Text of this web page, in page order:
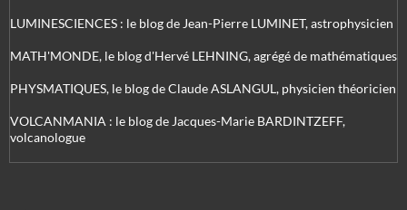
LUMINESCIENCES : le blog de Jean-Pierre LUMINET, astrophysicien
MATH'MONDE, le blog d'Hervé LEHNING, agrégé de mathématiques
PHYSMATIQUES, le blog de Claude ASLANGUL, physicien théoricien
VOLCANMANIA : le blog de Jacques-Marie BARDINTZEFF,
volcanologue